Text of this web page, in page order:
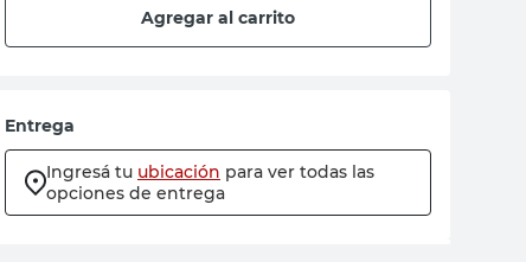
Agregar al carrito
Entrega
Ingresá tu ubicación para ver todas las
opciones de entrega